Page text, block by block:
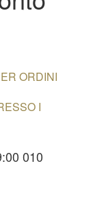
ORDINI
I
010